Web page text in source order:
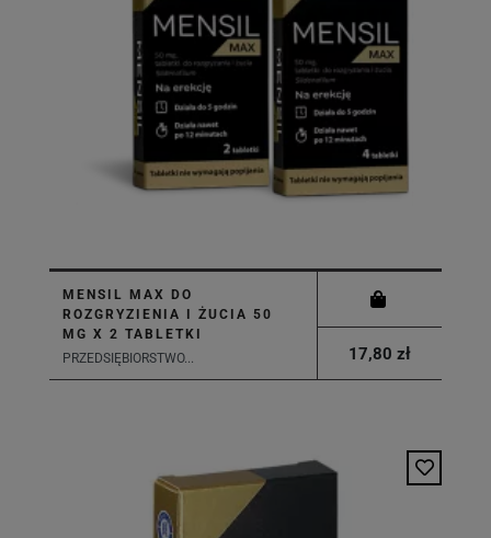
MENSIL MAX DO
ROZGRYZIENIA I ŻUCIA 50
MG X 2 TABLETKI
PRZEDSIĘBIORSTWO...
17,80 zł